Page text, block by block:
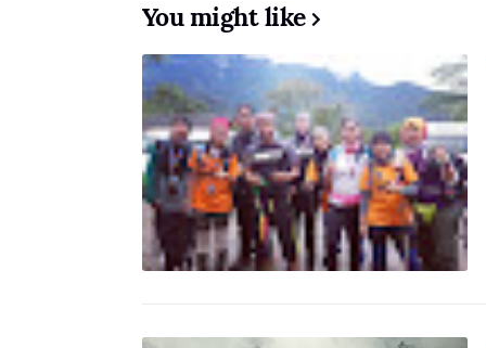
You might like